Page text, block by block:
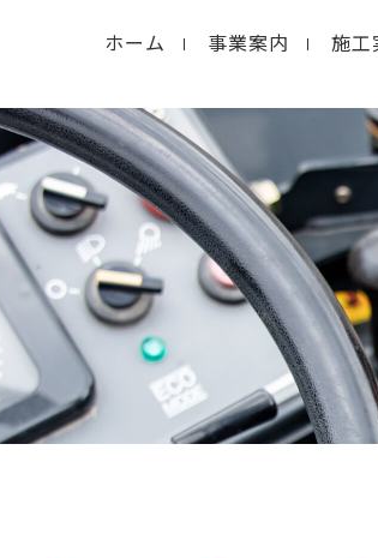
ホーム 事業案内 施工
/home/macolab2/inouedoro.co.jp/
line14